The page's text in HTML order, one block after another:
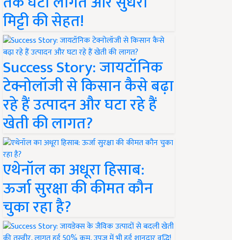
मिट्टी की सेहत!
Success Story: जायटॉनिक
टेक्नोलॉजी से किसान कैसे बढ़ा
रहे हैं उत्पादन और घटा रहे हैं
खेती की लागत?
एथेनॉल का अधूरा हिसाब:
ऊर्जा सुरक्षा की कीमत कौन
चुका रहा है?